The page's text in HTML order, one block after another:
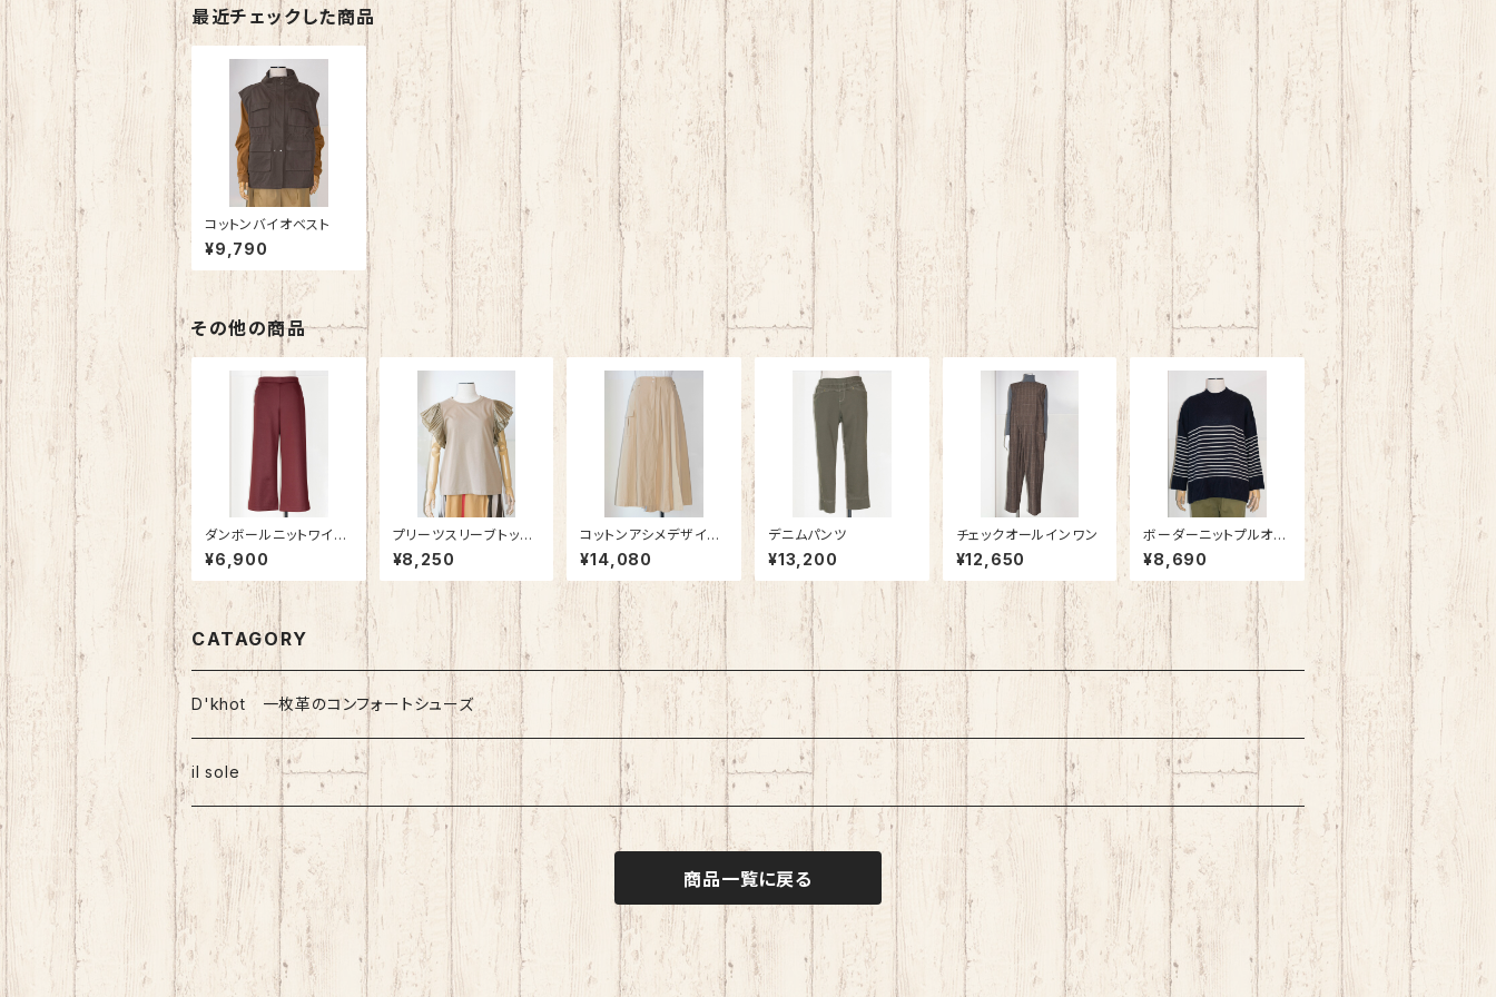
最近チェックした商品
コットンバイオベスト
¥9,790
その他の商品
ダンボールニットワイド
パンツ
¥6,900
プリーツスリーブトップ
ス
¥8,250
コットンアシメデザイン
スカート
¥14,080
デニムパンツ
¥13,200
チェックオールインワン
¥12,650
ボーダーニットプルオー
バー
¥8,690
CATAGORY
D'khot 一枚革のコンフォートシューズ
il sole
商品一覧に戻る